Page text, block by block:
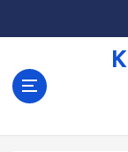
KumparanRaky